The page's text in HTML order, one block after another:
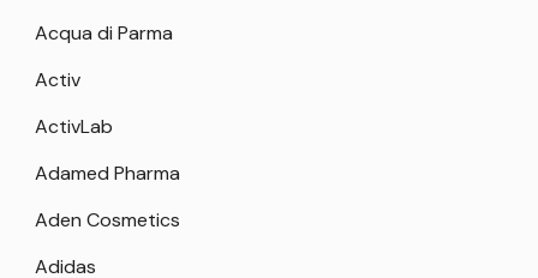
Acqua di Parma
Activ
ActivLab
Adamed Pharma
Aden Cosmetics
Adidas